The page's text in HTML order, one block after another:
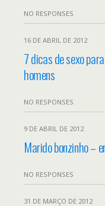
NO RESPONSES
16 DE ABRIL DE 2012
7 dicas de sexo
homens
NO RESPONSES
9 DE ABRIL DE 2012
Marido bonzinho –
NO RESPONSES
31 DE MARÇO DE 2012